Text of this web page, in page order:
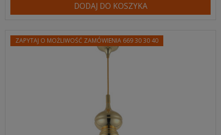
DODAJ DO KOSZYKA
ZAPYTAJ O MOŻLIWOŚĆ ZAMÓWIENIA 669 30 30 40